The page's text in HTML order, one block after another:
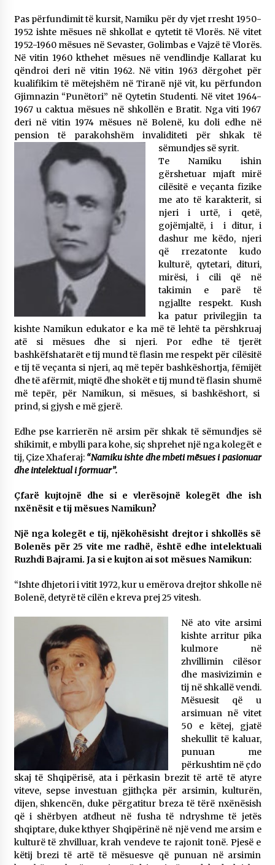
Pas përfundimit të kursit, Namiku për dy vjet rresht 1950-
1952 ishte mësues në shkollat e qytetit të Vlorës. Në vitet
1952-1960 mësues në Sevaster, Golimbas e Vajzë të Vlorës.
Në vitin 1960 kthehet mësues në vendlindje Kallarat ku
qëndroi deri në vitin 1962. Në vitin 1963 dërgohet për
kualifikim të mëtejshëm në Tiranë një vit, ku përfundon
Gjimnazin “Punëtori” në Qytetin Studenti. Në vitet 1964-
1967 u caktua mësues në shkollën e Bratit. Nga viti 1967
deri në vitin 1974 mësues në Bolenë, ku doli edhe në
pension të parakohshëm invaliditeti për shkak të
sëmundjes së syrit.
Te Namiku ishin
gërshetuar mjaft mirë
cilësitë e veçanta fizike
me ato të karakterit, si
njeri i urtë, i qetë,
gojëmjaltë, i i ditur, i
dashur me këdo, njeri
që rrezatonte kudo
kulturë, qytetari, dituri,
mirësi, i cili që në
takimin e parë të
ngjallte respekt. Kush
ka patur privilegjin ta
kishte Namikun edukator e ka më të lehtë ta përshkruaj
atë si mësues dhe si njeri. Por edhe të tjerët
bashkëfshatarët e tij mund të flasin me respekt për cilësitë
e tij të veçanta si njeri, aq më tepër bashkëshortja, fëmijët
dhe të afërmit, miqtë dhe shokët e tij mund të flasin shumë
më tepër, për Namikun, si mësues, si bashkëshort, si
prind, si gjysh e më gjerë.
Edhe pse karrierën në arsim për shkak të sëmundjes së
shikimit, e mbylli para kohe, siç shprehet një nga kolegët e
tij, Çize Xhaferaj: “Namiku ishte dhe mbeti mësues i pasionuar
dhe intelektual i formuar”.
Çfarë kujtojnë dhe si e vlerësojnë kolegët dhe ish
nxënësit e tij mësues Namikun?
Një nga kolegët e tij, njëkohësisht drejtor i shkollës së
Bolenës për 25 vite me radhë, është edhe intelektuali
Ruzhdi Bajrami. Ja si e kujton ai sot mësues Namikun:
“Ishte dhjetori i vitit 1972, kur u emërova drejtor shkolle në
Bolenë, detyrë të cilën e kreva prej 25 vitesh.
Në ato vite arsimi
kishte arritur pika
kulmore në
zhvillimin cilësor
dhe masivizimin e
tij në shkallë vendi.
Mësuesit që u
arsimuan në vitet
50 e këtej, gjatë
shekullit të kaluar,
punuan me
përkushtim në çdo
skaj të Shqipërisë, ata i përkasin brezit të artë të atyre
viteve, sepse investuan gjithçka për arsimin, kulturën,
dijen, shkencën, duke përgatitur breza të tërë nxënësish
që i shërbyen atdheut në fusha të ndryshme të jetës
shqiptare, duke kthyer Shqipërinë në një vend me arsim e
kulturë të zhvilluar, krah vendeve te rajonit tonë. Pjesë e
këtij brezi të artë të mësuesve që punuan në arsimin